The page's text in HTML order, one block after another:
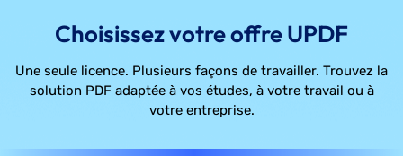
Choisissez votre offre UPDF
Une seule licence. Plusieurs façons de travailler. Trouvez la
solution PDF adaptée à vos études, à votre travail ou à
votre entreprise.